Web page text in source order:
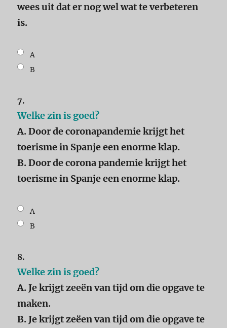
wees uit dat er nog wel wat te verbeteren
is.
A
B
7.
Welke zin is goed?
A. Door de coronapandemie krijgt het
toerisme in Spanje een enorme klap.
B. Door de corona pandemie krijgt het
toerisme in Spanje een enorme klap.
A
B
8.
Welke zin is goed?
A. Je krijgt zeeën van tijd om die opgave te
maken.
B. Je krijgt zeëen van tijd om die opgave te